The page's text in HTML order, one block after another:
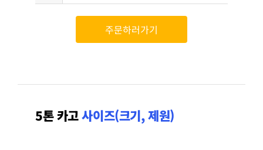
주문하러가기
5톤 카고사이즈(크기, 제원)